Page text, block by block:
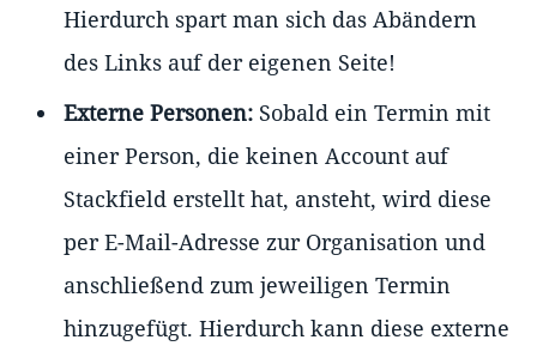
Hierdurch spart man sich das Abändern
des Links auf der eigenen Seite!
Externe Personen: Sobald ein Termin mit
einer Person, die keinen Account auf
Stackfield erstellt hat, ansteht, wird diese
per E-Mail-Adresse zur Organisation und
anschließend zum jeweiligen Termin
hinzugefügt. Hierdurch kann diese externe